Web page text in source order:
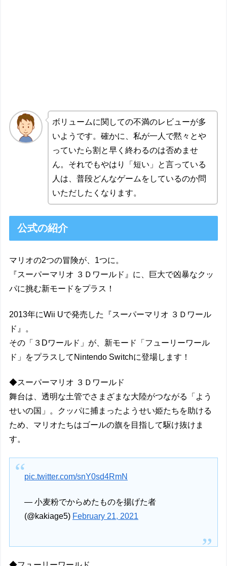
ボリュームに関しての不満のレビューが多
いようです。確かに、私が一人で黙々とや
っていたら割と早く終わるのは否めませ
ん。それでもやはり「短い」と言っている
人は、普段どんなゲームをしているのか問
いただしたくなります。
公式の紹介
マリオの2つの冒険が、1つに。
『スーパーマリオ ３Ｄワールド』に、巨大で凶暴なクッ
パに挑む新モードをプラス！
2013年にWii Uで発売した『スーパーマリオ ３Ｄワール
ド』。
その「３Dワールド」が、新モード「フューリーワール
ド」をプラスしてNintendo Switchに登場します！
◆スーパーマリオ ３Ｄワールド
舞台は、透明な土管でさまざまな大陸がつながる「よう
せいの国」。クッパに捕まったようせい姫たちを助ける
ため、マリオたちはゴールの旗を目指して駆け抜けま
す。
pic.twitter.com/snY0sd4RmN
— 小麦粉でからめたものを揚げた者
(@kakiage5) February 21, 2021